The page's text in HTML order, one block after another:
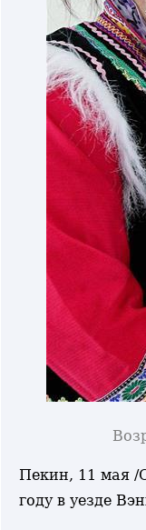
Пекин, 11 мая /
году в уезде